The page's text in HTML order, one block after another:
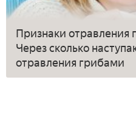
Признаки
Через сколько
отравления грибами